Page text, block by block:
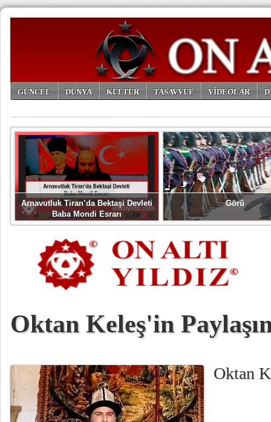
GÜNCEL DÜNYA KÜLTÜR TASAVVUF VİDEOLAR
Arnavutluk Tiran’da Bektaşi Devleti
Baba Mondi Esrarı
Görü
Oktan Keleş'in
Oktan